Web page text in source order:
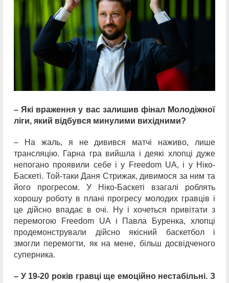
– Які враження у вас залишив фінал Молодіжної
ліги, який відбувся минулими вихідними?
– На жаль, я не дивився матчі наживо, лише
трансляцію. Гарна гра вийшла і деякі хлопці дуже
непогано проявили себе і у Freedom UA, і у Ніко-
Баскеті. Той-таки Даня Стрижак, дивимося за ним та
його прогресом. У Ніко-Баскеті взагалі роблять
хорошу роботу в плані прогресу молодих гравців і
це дійсно впадає в очі. Ну і хочеться привітати з
перемогою Freedom UA і Павла Буренка, хлопці
продемонстрували дійсно якісний баскетбол і
змогли перемогти, як на мене, більш досвідченого
суперника.
– У 19-20 років гравці ще емоційно нестабільні. З